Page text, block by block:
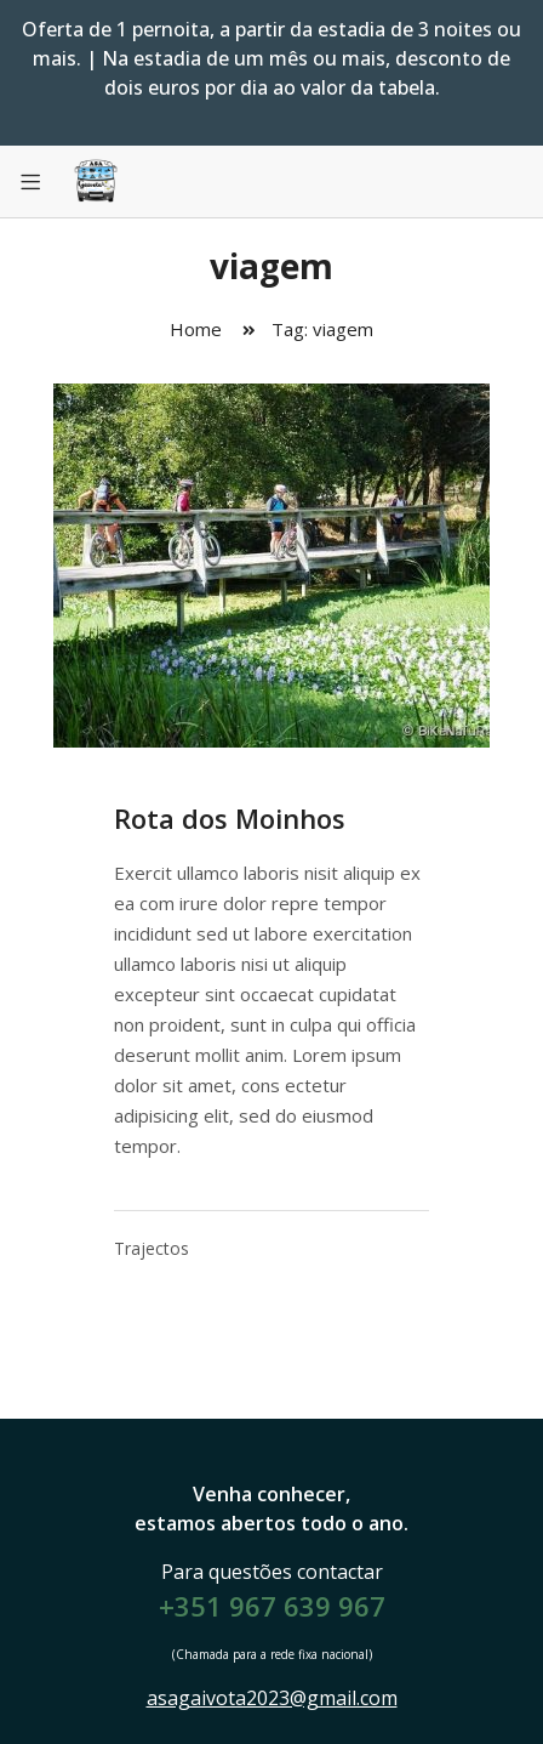
Oferta de 1 pernoita, a partir da estadia de 3 noites ou
mais. | Na estadia de um mês ou mais, desconto de
dois euros por dia ao valor da tabela.
viagem
Home Tag: viagem
Rota dos Moinhos
Exercit ullamco laboris nisit aliquip ex
ea com irure dolor repre tempor
incididunt sed ut labore exercitation
ullamco laboris nisi ut aliquip
excepteur sint occaecat cupidatat
non proident, sunt in culpa qui officia
deserunt mollit anim. Lorem ipsum
dolor sit amet, cons ectetur
adipisicing elit, sed do eiusmod
tempor.
Trajectos
Venha conhecer,
estamos abertos todo o ano.
Para questões contactar
+351 967 639 967
(Chamada para a rede fixa nacional)
asagaivota2023@gmail.com